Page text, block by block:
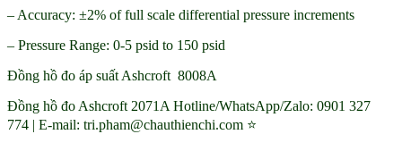
– Accuracy: ±2% of full scale differential pressure increments
– Pressure Range: 0-5 psid to 150 psid
Đồng hồ đo áp suất Ashcroft 8008A
Đồng hồ đo Ashcroft 2071A Hotline/WhatsApp/Zalo: 0901 327
774 | E-mail: tri.pham@chauthienchi.com ⭐